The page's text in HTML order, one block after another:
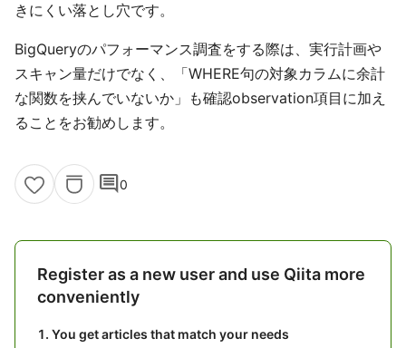
きにくい落とし穴です。
BigQueryのパフォーマンス調査をする際は、実行計画や
スキャン量だけでなく、「WHERE句の対象カラムに余計
な関数を挟んでいないか」も確認observation項目に加え
ることをお勧めします。
comment0
Register as a new user and use Qiita more
conveniently
You get articles that match your needs